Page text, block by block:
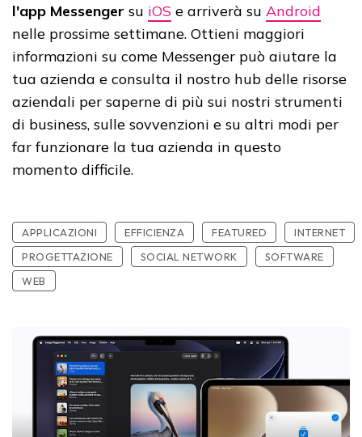
l'app Messenger su iOS e arriverà su Android
nelle prossime settimane. Ottieni maggiori
informazioni su come Messenger può aiutare la
tua azienda e consulta il nostro hub delle risorse
aziendali per saperne di più sui nostri strumenti
di business, sulle sovvenzioni e su altri modi per
far funzionare la tua azienda in questo
momento difficile.
APPLICAZIONI EFFICIENZA FEATURED
INTERNET
PROGETTAZIONE
SOCIAL NETWORK
SOFTWARE
WEB